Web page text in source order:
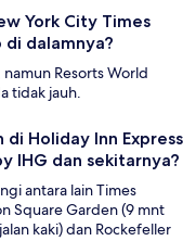
York City Times
di dalamnya?
Resorts World
tidak jauh.
Holiday Inn Express
IHG dan sekitarnya?
antara lain Times
Square Garden (9 mnt
kaki) dan Rockefeller